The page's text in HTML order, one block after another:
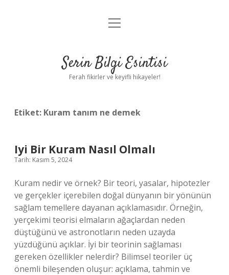
Anasayfa
Yasal Uyarı
menüyü
Serin Bilgi Esintisi
Ferah fikirler ve keyifli hikayeler!
Etiket: Kuram tanım ne demek
Iyi Bir Kuram Nasıl Olmalı
Tarih: Kasım 5, 2024
Kuram nedir ve örnek? Bir teori, yasalar, hipotezler
ve gerçekler içerebilen doğal dünyanın bir yönünün
sağlam temellere dayanan açıklamasıdır. Örneğin,
yerçekimi teorisi elmaların ağaçlardan neden
düştüğünü ve astronotların neden uzayda
yüzdüğünü açıklar. İyi bir teorinin sağlaması
gereken özellikler nelerdir? Bilimsel teoriler üç
önemli bileşenden oluşur: açıklama, tahmin ve